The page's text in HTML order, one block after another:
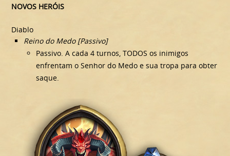
NOVOS HERÓIS
Diablo
Reino do Medo [Passivo]
Passivo. A cada 4 turnos, TODOS os inimigos
enfrentam o Senhor do Medo e sua tropa para obter
saque.